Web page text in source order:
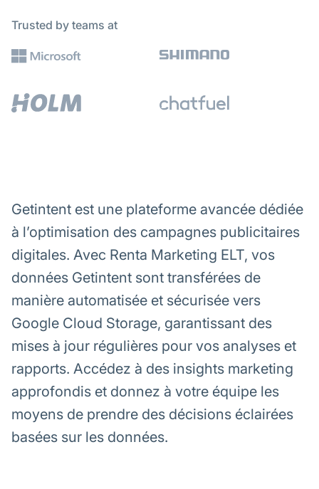
Trusted by teams at
Getintent est une plateforme avancée dédiée
à l’optimisation des campagnes publicitaires
digitales. Avec Renta Marketing ELT, vos
données Getintent sont transférées de
manière automatisée et sécurisée vers
Google Cloud Storage, garantissant des
mises à jour régulières pour vos analyses et
rapports. Accédez à des insights marketing
approfondis et donnez à votre équipe les
moyens de prendre des décisions éclairées
basées sur les données.